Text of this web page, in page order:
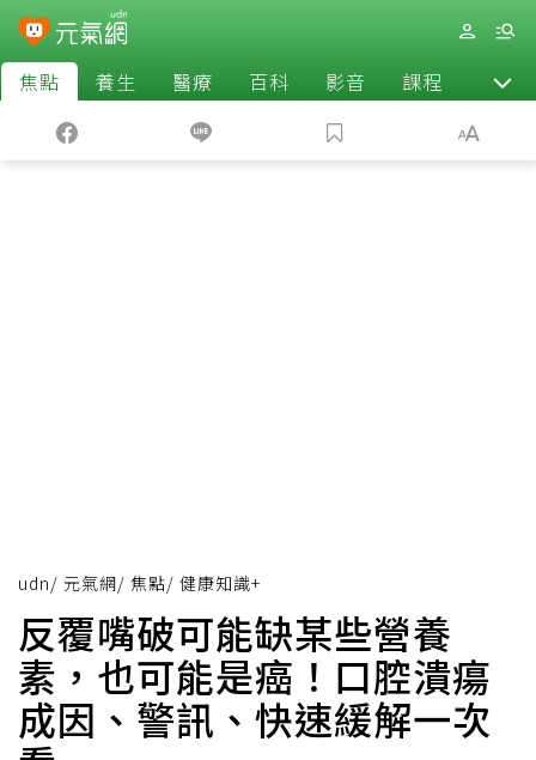
焦點 養生 醫療 百科 影音 課程 退休
udn/ 元氣網/ 焦點/ 健康知識+
反覆嘴破可能缺某些營養
素，也可能是癌！口腔潰瘍
成因、警訊、快速緩解一次